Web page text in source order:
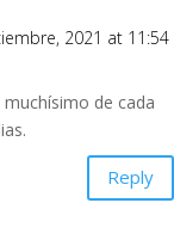
2021 at 11:54
de cada
Reply